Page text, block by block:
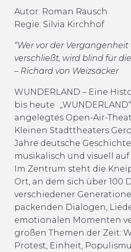
Autor: Roman Rausch
Regie: Silvia Kirchhof
“Wer vor der
verschließt, wird blind für
– Richard von Weizsäcker
WUNDERLAND – Eine
bis heute
angelegtes Open-Air-
Kleinen Stadttheaters
Jahre deutsche Geschichte
musikalisch und visuell
Im Zentrum steht die
Ort, an dem sich über 100
verschiedener
packenden Dialogen,
emotionalen Momenten
großen Themen der Zeit:
Protest, Einheit,